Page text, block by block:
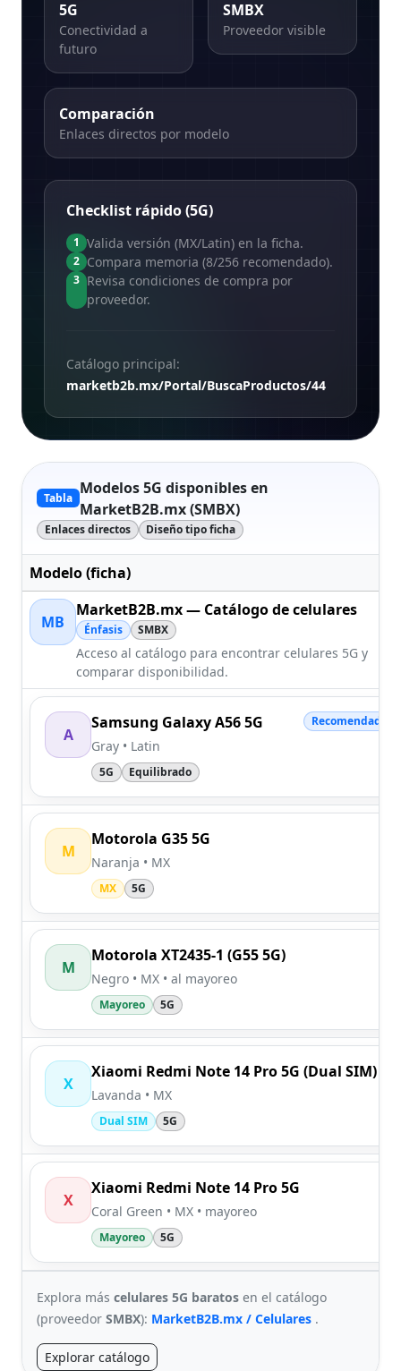
5G
Conectividad a
futuro
SMBX
Proveedor visible
Comparación
Enlaces directos por modelo
Checklist rápido (5G)
1 Valida versión (MX/Latin) en la ficha.
2 Compara memoria (8/256 recomendado).
3 Revisa condiciones de compra por
proveedor.
Catálogo principal:
marketb2b.mx/Portal/BuscaProductos/44
Tabla
Modelos 5G disponibles en
MarketB2B.mx (SMBX)
Enlaces directos Diseño tipo ficha
Modelo (ficha)
MB
MarketB2B.mx — Catálogo de celulares
Énfasis SMBX
Acceso al catálogo para encontrar celulares 5G y
comparar disponibilidad.
A
Samsung Galaxy A56 5G
Gray • Latin
5G Equilibrado
Recomendado
M
Motorola G35 5G
Naranja • MX
MX 5G
M
Motorola XT2435-1 (G55 5G)
Negro • MX • al mayoreo
Mayoreo 5G
X
Xiaomi Redmi Note 14 Pro 5G (Dual SIM)
Lavanda • MX
Dual SIM 5G
X
Xiaomi Redmi Note 14 Pro 5G
Coral Green • MX • mayoreo
Mayoreo 5G
Explora más celulares 5G baratos en el catálogo
(proveedor SMBX): MarketB2B.mx / Celulares .
Explorar catálogo